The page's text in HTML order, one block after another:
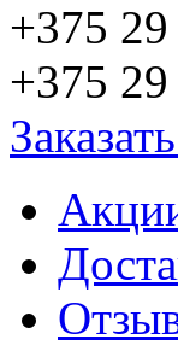
+375
+375